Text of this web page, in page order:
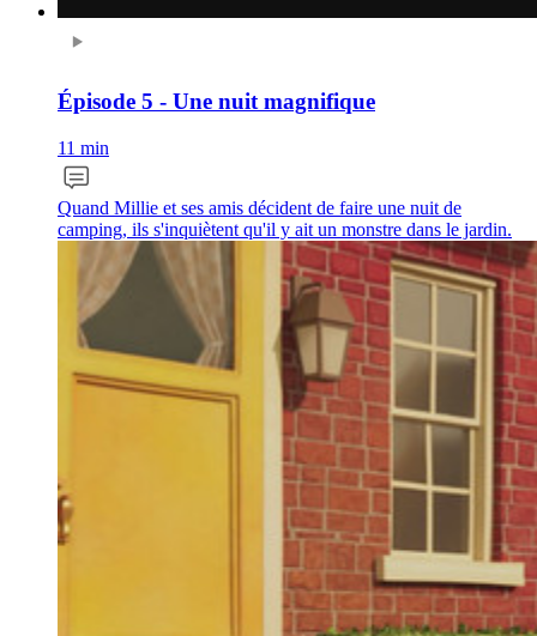
Épisode 5 - Une nuit magnifique
11 min
Quand Millie et ses amis décident de faire une nuit de
camping, ils s'inquiètent qu'il y ait un monstre dans le jardin.